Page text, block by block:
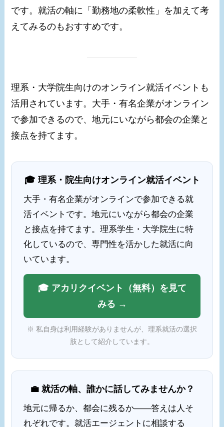
です。就活の軸に「勤務地の柔軟性」を加えて考
えてみるのもおすすめです。
理系・大学院生向けのオンライン就活イベントも
活用されています。大手・有名企業がオンライン
で参加できるので、地元にいながら都会の企業と
接点を持てます。
🎓 理系・院生向けオンライン就活イベント
大手・有名企業がオンラインで参加できる就
活イベントです。地元にいながら都会の企業
と接点を持てます。理系学生・大学院生に特
化しているので、専門性を活かした就活に向
いています。
🎓 アカリクイベント（無料）を見て
みる →
※ 私自身は利用経験がありませんが、理系就活の選択
肢として紹介しています。
💼 就活の軸、誰かに話してみませんか？
地元に帰るか、都会に残るか——答えは人そ
れぞれです。就活エージェントに相談する